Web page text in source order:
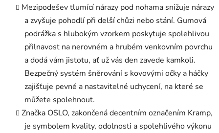
Mezipodešev tlumící nárazy pod nohama snižuje nárazy
a zvyšuje pohodlí při delší chůzi nebo stání. Gumová
podrážka s hlubokým vzorkem poskytuje spolehlivou
přilnavost na nerovném a hrubém venkovním povrchu
a dodá vám jistotu, ať už vás den zavede kamkoli.
Bezpečný systém šněrování s kovovými očky a háčky
zajišťuje pevné a nastavitelné uchycení, na které se
můžete spolehnout.
Značka OSLO, zakončená decentním označením Kramp,
je symbolem kvality, odolnosti a spolehlivého výkonu